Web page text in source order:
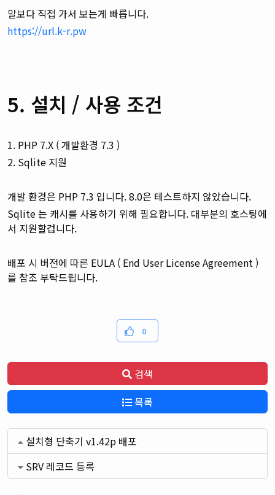
말보다 직접 가서 보는게 빠릅니다.
https://url.k-r.pw
5. 설치 / 사용 조건
1. PHP 7.X ( 개발환경 7.3 )
2. Sqlite 지원
개발 환경은 PHP 7.3 입니다. 8.0은 테스트하지 않았습니다.
Sqlite 는 캐시를 사용하기 위해 필요합니다. 대부분의 호스팅에
서 지원할겁니다.
배포 시 버전에 따른 EULA ( End User License Agreement )
를 참조 부탁드립니다.
0
검색
목록
설치형 단축기 v1.42p 배포
SRV 레코드 등록